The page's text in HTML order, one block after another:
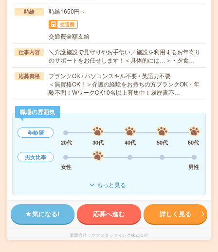
時給 時給1650円～
交通費
交通費全額支給
仕事内容
＼介護施設で見守りやお手伝い／施設を利用するお年寄り
のサポートをお任せします！＜具体的には…＞・夕食…
応募資格
ブランクOK / パソコンスキル不要 / 英語力不要
＜無資格OK！＞介護の経験をお持ちの方ブランクOK・年
齢不問！WワークOK10名以上募集中！履歴書不…
職場の雰囲気
年齢層
20代
30代 40代 50代
60代
男女比率
女性
男性
もっと見る
気になる! 応募へ進む 詳しく見る
派遣会社 ケアスタッフィング株式会社